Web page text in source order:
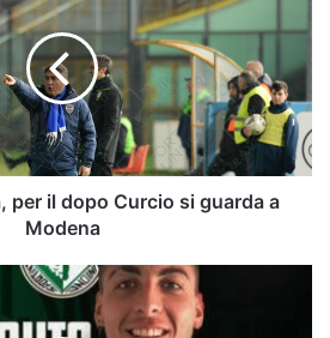
per il dopo Curcio si guarda a
Modena